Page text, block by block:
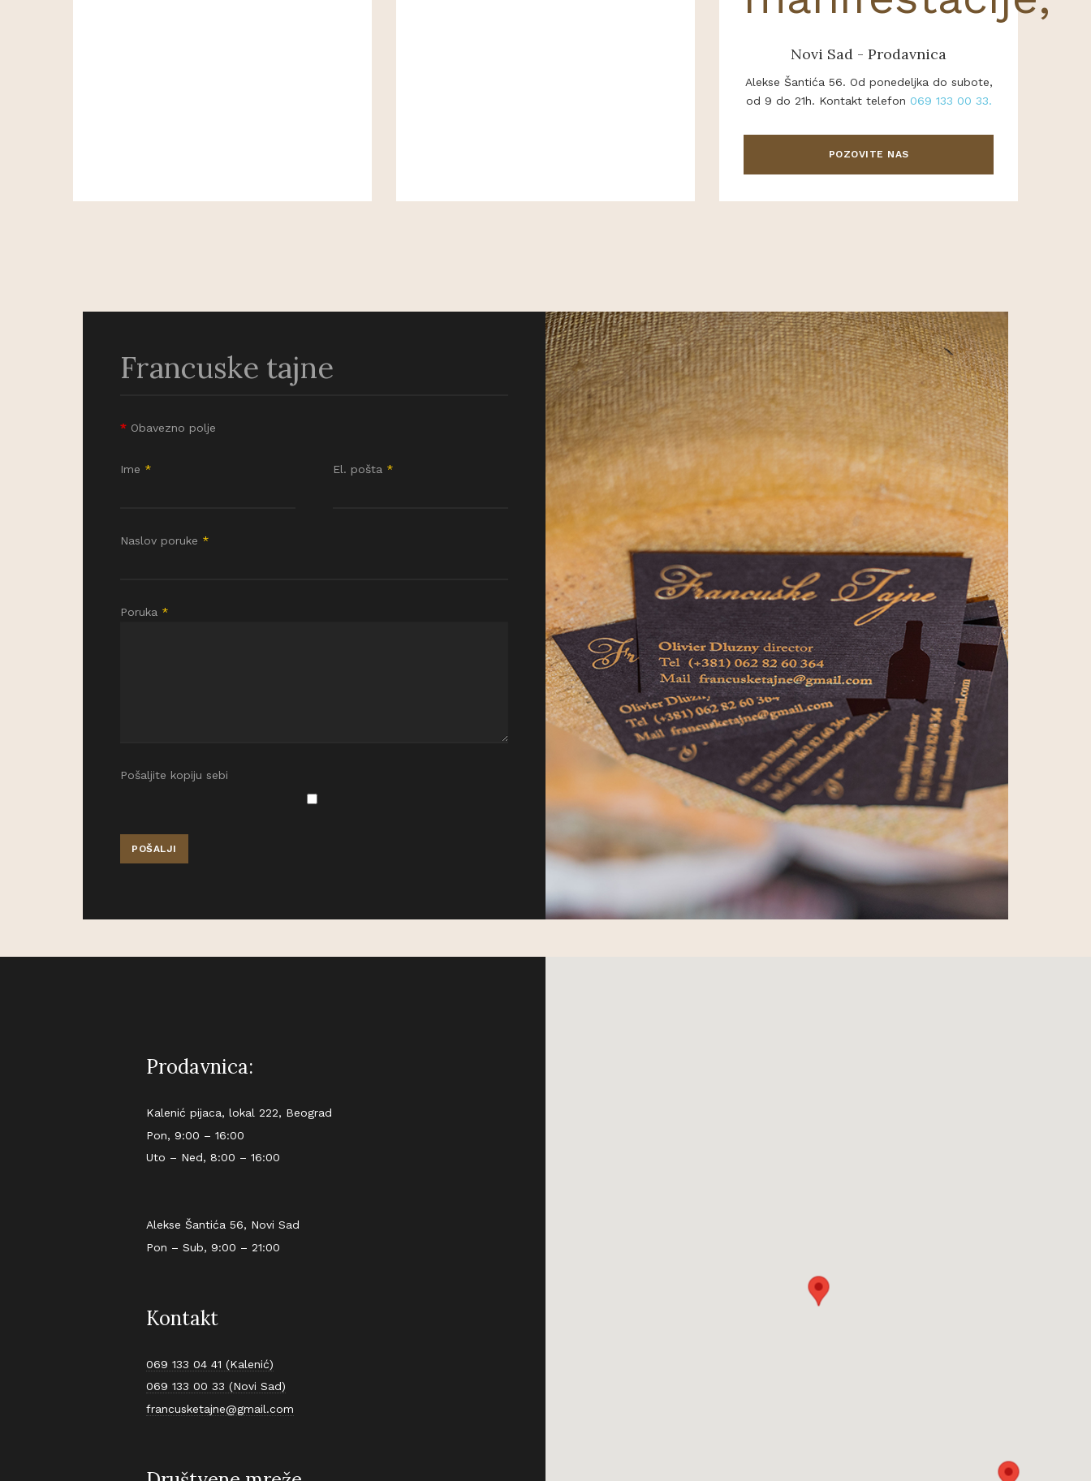
Novi Sad - Prodavnica
Alekse Šantića 56. Od ponedeljka do subote,
od 9 do 21h. Kontakt telefon 069 133 00 33.
POZOVITE NAS
Francuske tajne
* Obavezno polje
Ime * El. pošta *
Naslov poruke *
Poruka *
Pošaljite kopiju sebi
POŠALJI
Prodavnica:
Kalenić pijaca, lokal 222, Beograd
Pon, 9:00 – 16:00
Uto – Ned, 8:00 – 16:00
Alekse Šantića 56, Novi Sad
Pon – Sub, 9:00 – 21:00
Kontakt
069 133 04 41 (Kalenić)
069 133 00 33 (Novi Sad)
francusketajne@gmail.com